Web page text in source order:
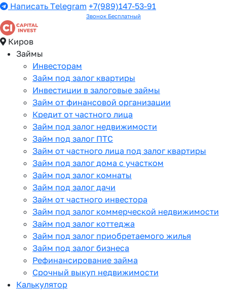
Написать Telegram +7(989)147-53-91
Звонок Бесплатный
Киров
Займы
Инвесторам
Займ под залог квартиры
Инвестиции в залоговые займы
Займ от финансовой организации
Кредит от частного лица
Займ под залог недвижимости
Займ под залог ПТС
Займ от частного лица под залог квартиры
Займ под залог дома с участком
Займ под залог комнаты
Займ под залог дачи
Займ от частного инвестора
Займ под залог коммерческой недвижимости
Займ под залог коттеджа
Займ под залог приобретаемого жилья
Займ под залог бизнеса
Рефинансирование займа
Срочный выкуп недвижимости
Калькулятор